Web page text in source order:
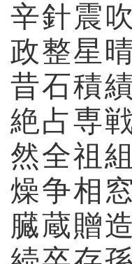
辛針 震 吹
政整星 晴
昔石積績
絶 占専戦
然全祖 組
燥争相 窓
臓蔵贈造